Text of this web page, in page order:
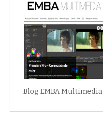
Blog EMBA Multimedia